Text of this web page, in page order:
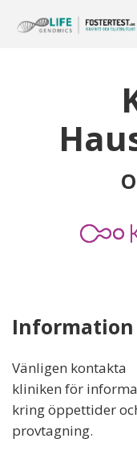
Information
Vänligen kontakta
kliniken för
kring öppettider
provtagning.